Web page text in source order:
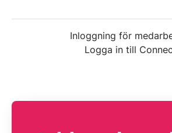
Inloggning för
Logga in till